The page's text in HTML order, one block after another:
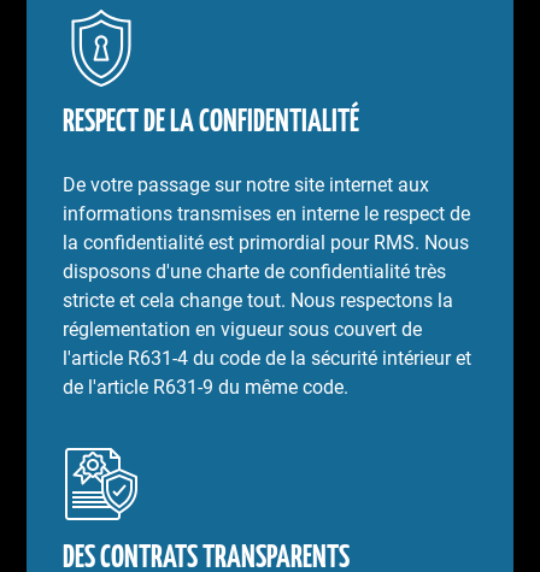
RESPECT DE LA CONFIDENTIALITÉ
De votre passage sur notre site internet aux
informations transmises en interne le respect de
la confidentialité est primordial pour RMS. Nous
disposons d'une charte de confidentialité très
stricte et cela change tout. Nous respectons la
réglementation en vigueur sous couvert de
l'article R631-4 du code de la sécurité intérieur et
de l'article R631-9 du même code.
DES CONTRATS TRANSPARENTS